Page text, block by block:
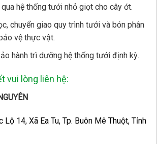
hệ thống tưới nhỏ giọt cho cây ớt.
chuyển giao quy trình tưới và bón phân
vệ thực vật.
hành trì dưỡng hệ thống tưới định kỳ.
vui lòng liên hệ:
Lộ 14, Xã Ea Tu, Tp. Buôn Mê Thuột, Tỉnh